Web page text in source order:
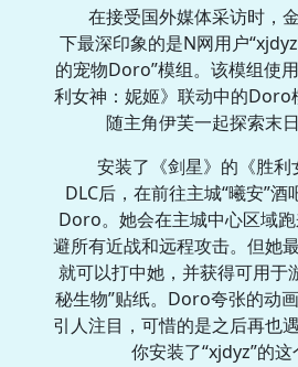
在接受国外媒体采访时，
下最深印象的是N网用户
的宠物Doro”模组。该模组使
利女神：妮姬》联动中的
随主角伊芙一起探索末日
安装了《剑星》的《胜
DLC后，在前往主城“曦安”
Doro。她会在主城中心区域
避所有近战和远程攻击。但她
就可以打中她，并获得可用于
秘生物”贴纸。Doro夸张的动
引人注目，可惜的是之后再
你安装了“xjdyz”的这